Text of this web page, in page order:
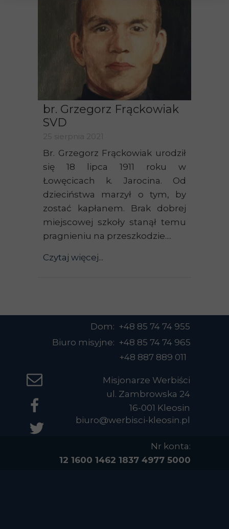
br. Grzegorz Frąckowiak
SVD
25 sierpnia 2021
Br. Grzegorz Frąckowiak urodził
się 18 lipca 1911 roku w
Łowęcicach k. Jarocina. Od
dzieciństwa marzył o tym, by
zostać kapłanem. Brak dobrej
miejscowej szkoły stanął temu
pragnieniu na przeszkodzie....
Czytaj więcej...
+48 887 889 011
Nr konta:
12 1600 1462 1837 4977 5000
Biuro misyjne: +48 85 74 74 965
Dom: +48 85 74 74 955
Misjonarze Werbiści
ul. Zambrowska 24
16-001 Kleosin
biuro@werbisci-kleosin.pl